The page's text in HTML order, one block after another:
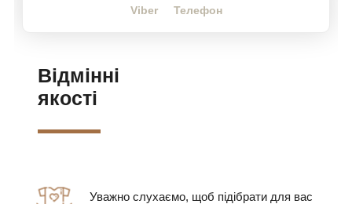
Viber Телефон
Відмінні
якості
Уважно слухаємо, щоб підібрати для вас